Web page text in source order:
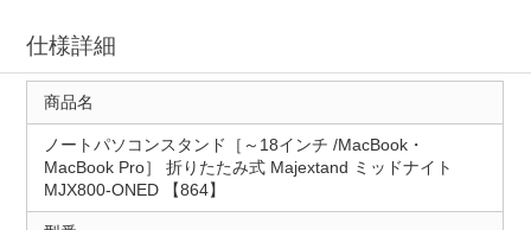
仕様詳細
商品名
ノートパソコンスタンド［～18インチ /MacBook・
MacBook Pro］ 折りたたみ式 Majextand ミッドナイト
MJX800-ONED 【864】